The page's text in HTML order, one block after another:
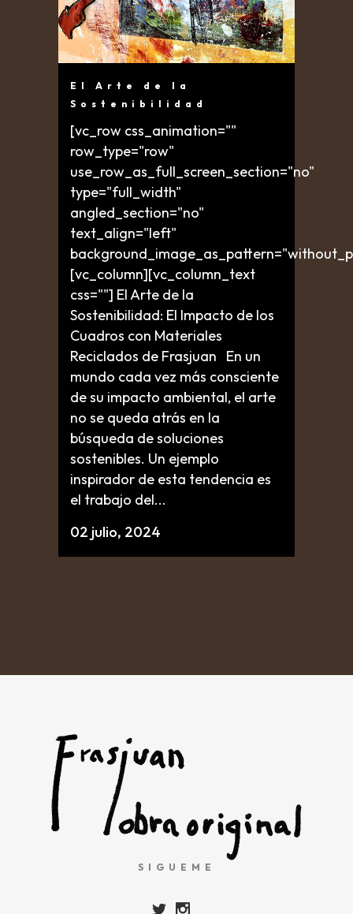
El Arte de la
Sostenibilidad
[vc_row css_animation=""
row_type="row"
use_row_as_full_screen_section="no"
type="full_width"
angled_section="no"
text_align="left"
[vc_column][vc_column_text
css=""] El Arte de la
Sostenibilidad: El Impacto de los
Cuadros con Materiales
Reciclados de Frasjuan En un
mundo cada vez más consciente
de su impacto ambiental, el arte
no se queda atrás en la
búsqueda de soluciones
sostenibles. Un ejemplo
inspirador de esta tendencia es
el trabajo del...
02 julio, 2024
SIGUEME